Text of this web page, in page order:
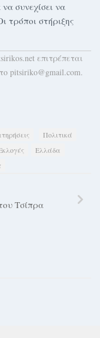
συνεχίσει να
τρόποι στήριξης
επιτρέπεται
pitsiriko@gmail.com.
Πολιτικά
Ελλάδα
Τσίπρα